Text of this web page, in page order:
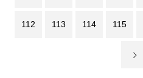
112 113 114 115